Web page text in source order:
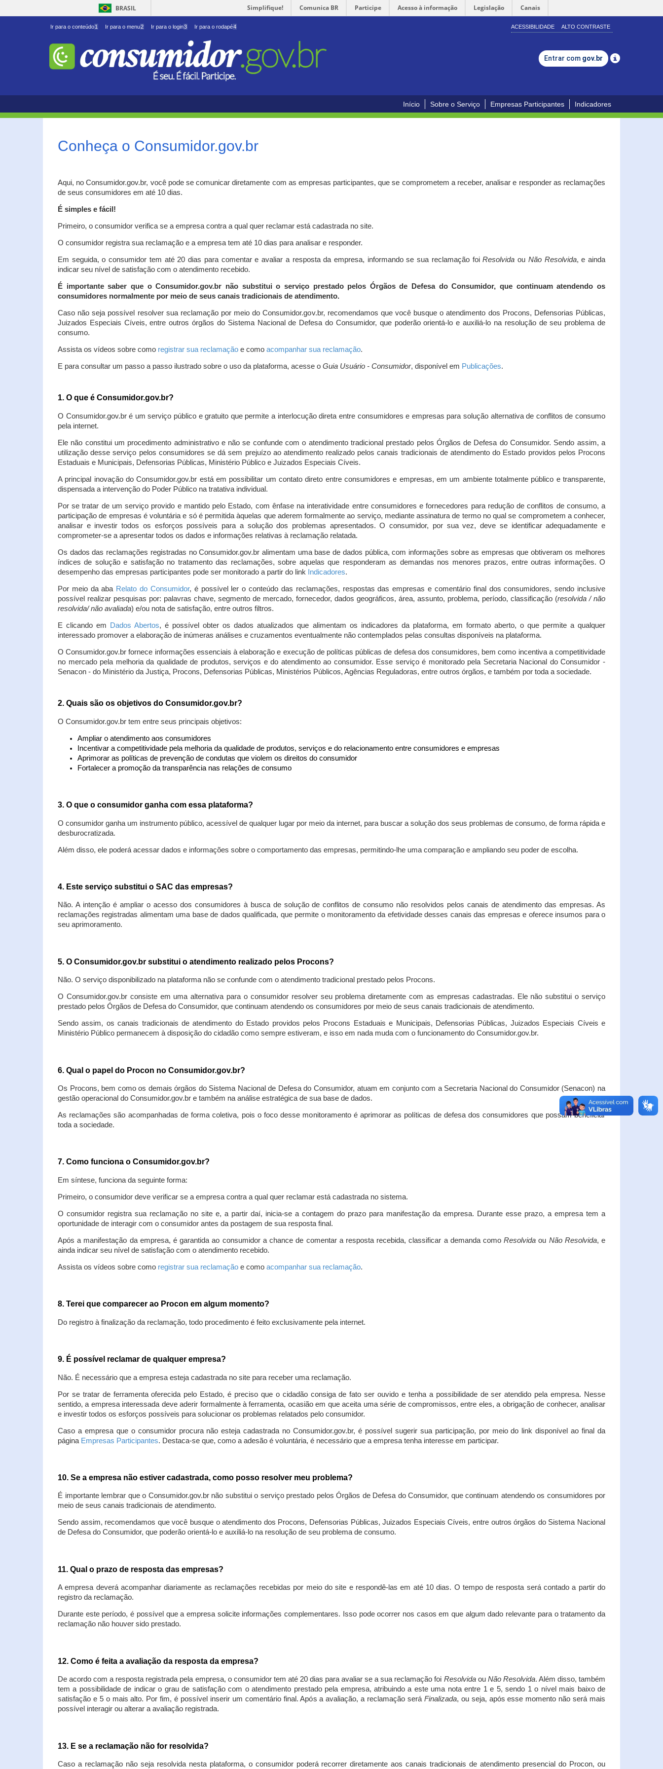
BRASIL Simplifique! Comunica BR Participe Acesso à informação Legislação Canais
Ir para o conteúdo1 Ir para o menu2 Ir para o login3 Ir para o rodapé4 ACESSIBILIDADE ALTO CONTRASTE
Entrar com gov.br
Início Sobre o Serviço Empresas Participantes Indicadores
Conheça o Consumidor.gov.br
Aqui, no Consumidor.gov.br, você pode se comunicar diretamente com as empresas participantes, que se comprometem a receber, analisar e responder as reclamações
de seus consumidores em até 10 dias.
É simples e fácil!
Primeiro, o consumidor verifica se a empresa contra a qual quer reclamar está cadastrada no site.
O consumidor registra sua reclamação e a empresa tem até 10 dias para analisar e responder.
Em seguida, o consumidor tem até 20 dias para comentar e avaliar a resposta da empresa, informando se sua reclamação foiResolvida ou Não Resolvida, e ainda
indicar seu nível de satisfação com o atendimento recebido.
É importante saber que o Consumidor.gov.br não substitui o serviço prestado pelos Órgãos de Defesa do Consumidor, que continuam atendendo os
consumidores normalmente por meio de seus canais tradicionais de atendimento.
Caso não seja possível resolver sua reclamação por meio do Consumidor.gov.br, recomendamos que você busque o atendimento dos Procons, Defensorias Públicas,
Juizados Especiais Cíveis, entre outros órgãos do Sistema Nacional de Defesa do Consumidor, que poderão orientá-lo e auxiliá-lo na resolução de seu problema de
consumo.
Assista os vídeos sobre como registrar sua reclamação e como acompanhar sua reclamação.
E para consultar um passo a passo ilustrado sobre o uso da plataforma, acesse o Guia Usuário - Consumidor, disponível em Publicações.
1. O que é Consumidor.gov.br?
O Consumidor.gov.br é um serviço público e gratuito que permite a interlocução direta entre consumidores e empresas para solução alternativa de conflitos de consumo
pela internet.
Ele não constitui um procedimento administrativo e não se confunde com o atendimento tradicional prestado pelos Órgãos de Defesa do Consumidor. Sendo assim, a
utilização desse serviço pelos consumidores se dá sem prejuízo ao atendimento realizado pelos canais tradicionais de atendimento do Estado providos pelos Procons
Estaduais e Municipais, Defensorias Públicas, Ministério Público e Juizados Especiais Cíveis.
A principal inovação do Consumidor.gov.br está em possibilitar um contato direto entre consumidores e empresas, em um ambiente totalmente público e transparente,
dispensada a intervenção do Poder Público na tratativa individual.
Por se tratar de um serviço provido e mantido pelo Estado, com ênfase na interatividade entre consumidores e fornecedores para redução de conflitos de consumo, a
participação de empresas é voluntária e só é permitida àquelas que aderem formalmente ao serviço, mediante assinatura de termo no qual se comprometem a conhecer,
analisar e investir todos os esforços possíveis para a solução dos problemas apresentados. O consumidor, por sua vez, deve se identificar adequadamente e
comprometer-se a apresentar todos os dados e informações relativas à reclamação relatada.
Os dados das reclamações registradas no Consumidor.gov.br alimentam uma base de dados pública, com informações sobre as empresas que obtiveram os melhores
índices de solução e satisfação no tratamento das reclamações, sobre aquelas que responderam as demandas nos menores prazos, entre outras informações. O
desempenho das empresas participantes pode ser monitorado a partir do link
Indicadores.
Por meio da aba Relato do Consumidor, é possível ler o conteúdo das reclamações, respostas das empresas e comentário final dos consumidores, sendo inclusive
possível realizar pesquisas por: palavras chave, segmento de mercado, fornecedor, dados geográficos, área, assunto, problema, período, classificação (resolvida / não
resolvida/ não avaliada) e/ou nota de satisfação, entre outros filtros.
E clicando em Dados Abertos, é possível obter os dados atualizados que alimentam os indicadores da plataforma, em formato aberto, o que permite a qualquer
interessado promover a elaboração de inúmeras análises e cruzamentos eventualmente não contemplados pelas consultas disponíveis na plataforma.
O Consumidor.gov.br fornece informações essenciais à elaboração e execução de políticas públicas de defesa dos consumidores, bem como incentiva a competitividade
no mercado pela melhoria da qualidade de produtos, serviços e do atendimento ao consumidor. Esse serviço é monitorado pela Secretaria Nacional do Consumidor -
Senacon - do Ministério da Justiça, Procons, Defensorias Públicas, Ministérios Públicos, Agências Reguladoras, entre outros órgãos, e também por toda a sociedade.
2. Quais são os objetivos do Consumidor.gov.br?
O Consumidor.gov.br tem entre seus principais objetivos:
Ampliar o atendimento aos consumidores
Incentivar a competitividade pela melhoria da qualidade de produtos, serviços e do relacionamento entre consumidores e empresas
Aprimorar as políticas de prevenção de condutas que violem os direitos do consumidor
Fortalecer a promoção da transparência nas relações de consumo
3. O que o consumidor ganha com essa plataforma?
O consumidor ganha um instrumento público, acessível de qualquer lugar por meio da internet, para buscar a solução dos seus problemas de consumo, de forma rápida e
desburocratizada.
Além disso, ele poderá acessar dados e informações sobre o comportamento das empresas, permitindo-lhe uma comparação e ampliando seu poder de escolha.
4. Este serviço substitui o SAC das empresas?
Não. A intenção é ampliar o acesso dos consumidores à busca de solução de conflitos de consumo não resolvidos pelos canais de atendimento das empresas. As
reclamações registradas alimentam uma base de dados qualificada, que permite o monitoramento da efetividade desses canais das empresas e oferece insumos para o
seu aprimoramento.
5. O Consumidor.gov.br substitui o atendimento realizado pelos Procons?
Não. O serviço disponibilizado na plataforma não se confunde com o atendimento tradicional prestado pelos Procons.
O Consumidor.gov.br consiste em uma alternativa para o consumidor resolver seu problema diretamente com as empresas cadastradas. Ele não substitui o serviço
prestado pelos Órgãos de Defesa do Consumidor, que continuam atendendo os consumidores por meio de seus canais tradicionais de atendimento.
Sendo assim, os canais tradicionais de atendimento do Estado providos pelos Procons Estaduais e Municipais, Defensorias Públicas, Juizados Especiais Cíveis e
Ministério Público permanecem à disposição do cidadão como sempre estiveram, e isso em nada muda com o funcionamento do Consumidor.gov.br.
6. Qual o papel do Procon no Consumidor.gov.br?
Os Procons, bem como os demais órgãos do Sistema Nacional de Defesa do Consumidor, atuam em conjunto com a Secretaria Nacional do Consumidor (Senacon) na
gestão operacional do Consumidor.gov.br e também na análise estratégica de sua base de dados.
As reclamações são acompanhadas de forma coletiva, pois o foco desse monitoramento é aprimorar as políticas de defesa dos consumidores que possam beneficiar
toda a sociedade.
7. Como funciona o Consumidor.gov.br?
Em síntese, funciona da seguinte forma:
Primeiro, o consumidor deve verificar se a empresa contra a qual quer reclamar está cadastrada no sistema.
O consumidor registra sua reclamação no site e, a partir daí, inicia-se a contagem do prazo para manifestação da empresa. Durante esse prazo, a empresa tem a
oportunidade de interagir com o consumidor antes da postagem de sua resposta final.
Após a manifestação da empresa, é garantida ao consumidor a chance de comentar a resposta recebida, classificar a demanda comoResolvida ou Não Resolvida, e
ainda indicar seu nível de satisfação com o atendimento recebido.
Assista os vídeos sobre como registrar sua reclamação e como acompanhar sua reclamação.
8. Terei que comparecer ao Procon em algum momento?
Do registro à finalização da reclamação, todo procedimento é feito exclusivamente pela internet.
9. É possível reclamar de qualquer empresa?
Não. É necessário que a empresa esteja cadastrada no site para receber uma reclamação.
Por se tratar de ferramenta oferecida pelo Estado, é preciso que o cidadão consiga de fato ser ouvido e tenha a possibilidade de ser atendido pela empresa. Nesse
sentido, a empresa interessada deve aderir formalmente à ferramenta, ocasião em que aceita uma série de compromissos, entre eles, a obrigação de conhecer, analisar
e investir todos os esforços possíveis para solucionar os problemas relatados pelo consumidor.
Caso a empresa que o consumidor procura não esteja cadastrada no Consumidor.gov.br, é possível sugerir sua participação, por meio do link disponível ao final da
página Empresas Participantes. Destaca-se que, como a adesão é voluntária, é necessário que a empresa tenha interesse em participar.
10. Se a empresa não estiver cadastrada, como posso resolver meu problema?
É importante lembrar que o Consumidor.gov.br não substitui o serviço prestado pelos Órgãos de Defesa do Consumidor, que continuam atendendo os consumidores por
meio de seus canais tradicionais de atendimento.
Sendo assim, recomendamos que você busque o atendimento dos Procons, Defensorias Públicas, Juizados Especiais Cíveis, entre outros órgãos do Sistema Nacional
de Defesa do Consumidor, que poderão orientá-lo e auxiliá-lo na resolução de seu problema de consumo.
11. Qual o prazo de resposta das empresas?
A empresa deverá acompanhar diariamente as reclamações recebidas por meio do site e respondê-las em até 10 dias. O tempo de resposta será contado a partir do
registro da reclamação.
Durante este período, é possível que a empresa solicite informações complementares. Isso pode ocorrer nos casos em que algum dado relevante para o tratamento da
reclamação não houver sido prestado.
12. Como é feita a avaliação da resposta da empresa?
De acordo com a resposta registrada pela empresa, o consumidor tem até 20 dias para avaliar se a sua reclamação foi Resolvidaou Não Resolvida. Além disso, também
tem a possibilidade de indicar o grau de satisfação com o atendimento prestado pela empresa, atribuindo a este uma nota entre 1 e 5, sendo 1 o nível mais baixo de
satisfação e 5 o mais alto. Por fim, é possível inserir um comentário final. Após a avaliação, a reclamação será Finalizada, ou seja, após esse momento não será mais
possível interagir ou alterar a avaliação registrada.
13. E se a reclamação não for resolvida?
Caso a reclamação não seja resolvida nesta plataforma, o consumidor poderá recorrer diretamente aos canais tradicionais de atendimento presencial do Procon, ou